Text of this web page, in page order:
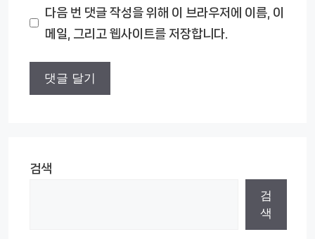
다음 번 댓글 작성을 위해 이 브라우저에 이름, 이
메일, 그리고 웹사이트를 저장합니다.
검색
검
색